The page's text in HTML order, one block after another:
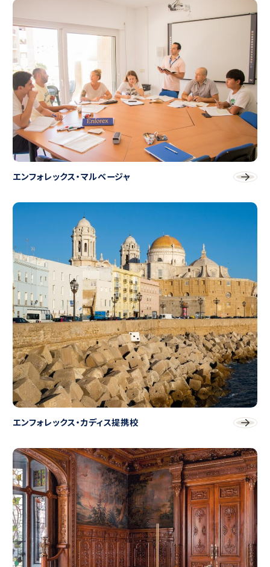
エンフォレックス・マルベージャ
エンフォレックス・カディス提携校